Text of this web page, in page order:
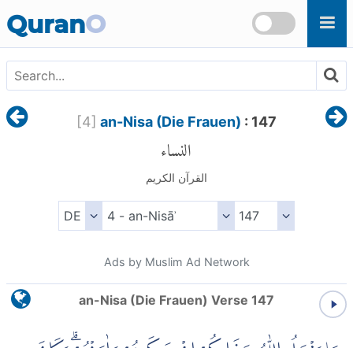
QuranO
[4] an-Nisa (Die Frauen) : 147
النساء
القرآن الكريم
Ads by Muslim Ad Network
an-Nisa (Die Frauen) Verse 147